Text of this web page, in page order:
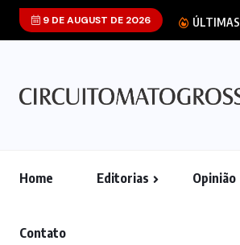
9 DE AUGUST DE 2026 ÚLTIMAS
Home Editorias Opinião
Contato